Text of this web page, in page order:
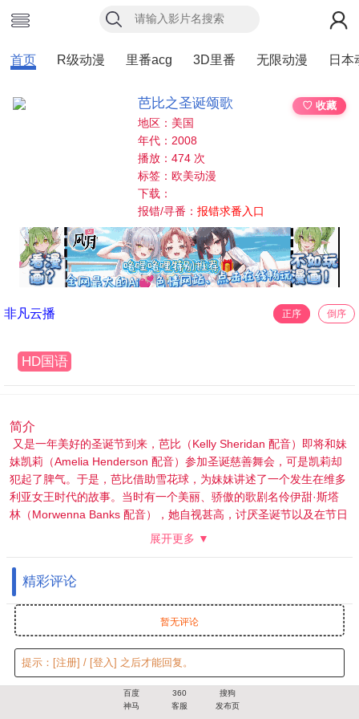
首页 R级动漫 里番acg 3D里番 无限动漫 日本
芭比之圣诞颂歌
♡ 收藏
地区：美国
年代：2008
播放：474 次
标签：欧美动漫
下载：
报错/寻番：报错求番入口
非凡云播 正序 倒序
HD国语
简介
又是一年美好的圣诞节到来，芭比（Kelly Sheridan 配音）即将和妹
妹凯莉（Amelia Henderson 配音）参加圣诞慈善舞会，可是凯莉却
犯起了脾气。于是，芭比借助雪花球，为妹妹讲述了一个发生在维多
利亚女王时代的故事。当时有一个美丽、骄傲的歌剧名伶伊甜·斯塔
林（Morwenna Banks 配音），她自视甚高，讨厌圣诞节以及在节日
期间演唱颂歌。剧团工作人员和演员们相处甚佳，但是大家都对尖刻
全部留下来排练。没有人能够说服她改变主意，这个高高在上的女王
用她的傲慢带给所有人不快。 这时，一个意外发生在了伊甜的身上，
让她冰冷的灵魂发生些许改变……
展开更多 ▼
精彩评论
暂无评论
提示： [注册] / [登入] 之后才能回复。
百度 360
搜狗
神马
客服 发布页